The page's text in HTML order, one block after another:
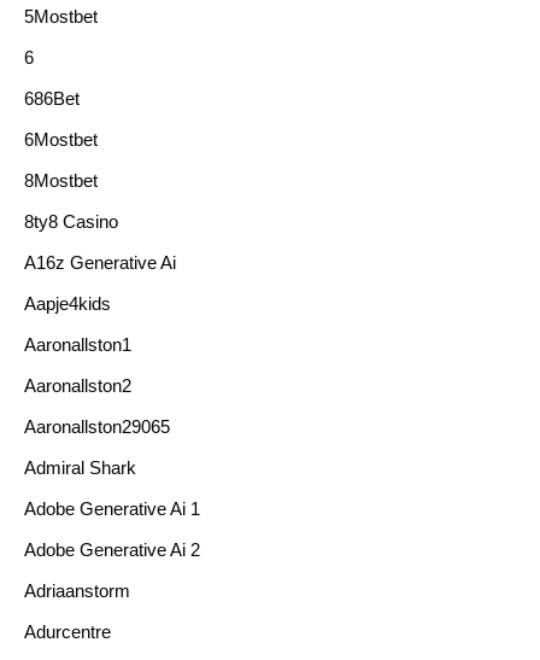
5Mostbet
6
686Bet
6Mostbet
8Mostbet
8ty8 Casino
A16z Generative Ai
Aapje4kids
Aaronallston1
Aaronallston2
Aaronallston29065
Admiral Shark
Adobe Generative Ai 1
Adobe Generative Ai 2
Adriaanstorm
Adurcentre